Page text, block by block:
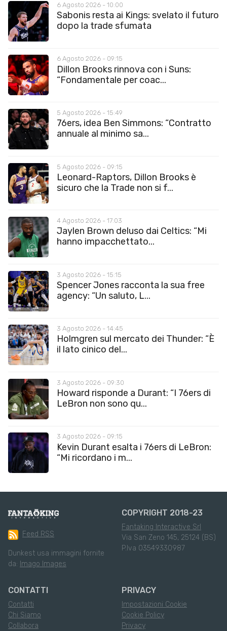
6 Agosto 2026 - 10:00
Sabonis resta ai Kings: svelato il futuro
dopo la trade sfumata
6 Agosto 2026 - 09:15
Dillon Brooks rinnova con i Suns:
“Fondamentale per coac...
5 Agosto 2026 - 15:49
76ers, idea Ben Simmons: “Contratto
annuale al minimo sa...
5 Agosto 2026 - 09:15
Leonard-Raptors, Dillon Brooks è
sicuro che la Trade non si f...
4 Agosto 2026 - 17:03
Jaylen Brown deluso dai Celtics: “Mi
hanno impacchettato...
3 Agosto 2026 - 15:15
Spencer Jones racconta la sua free
agency: “Un saluto, L...
3 Agosto 2026 - 14:45
Holmgren sul mercato dei Thunder: “È
il lato cinico del...
3 Agosto 2026 - 09:30
Howard risponde a Durant: “I 76ers di
LeBron non sono qu...
3 Agosto 2026 - 09:15
Kevin Durant esalta i 76ers di LeBron:
“Mi ricordano i m...
Feed RSS
Dunkest usa immagini fornite
da: Imago Images
COPYRIGHT 2018-23
Fantaking Interactive Srl
Via San Zeno 145, 25124 (BS)
P.Iva 03549330987
CONTATTI
Contatti
Chi Siamo
Collabora
PRIVACY
Impostazioni Cookie
Cookie Policy
Privacy